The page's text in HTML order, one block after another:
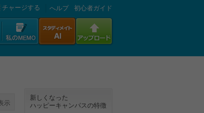
チャージする へルプ 初心者ガイド
示
新しくなった
ハッピーキャンパスの特徴